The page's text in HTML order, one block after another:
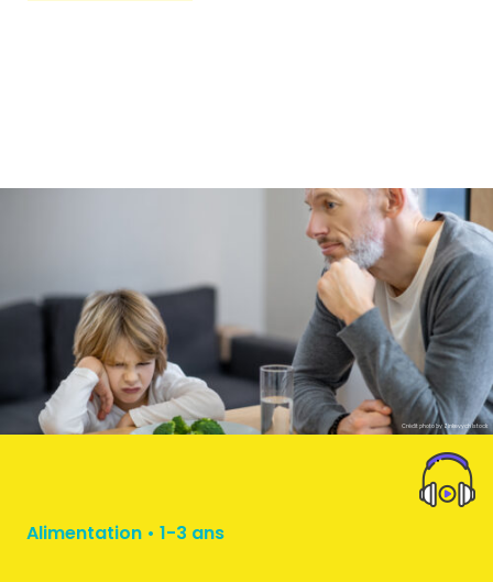
Crédit photo by Zinkevych Istock
Alimentation • 1-3 ans